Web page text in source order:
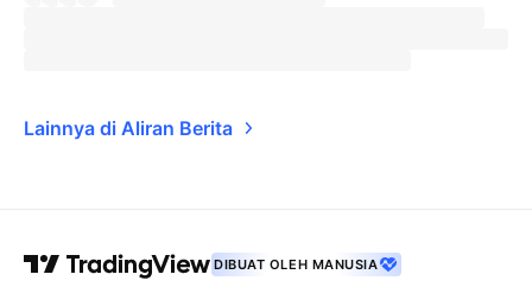
Lainnya di Aliran Berita
DIBUAT OLEH MANUSIA